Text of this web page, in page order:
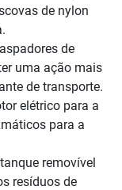
de nylon
de
uma ação mais
de transporte.
elétrico para a
para a
removível
resíduos de